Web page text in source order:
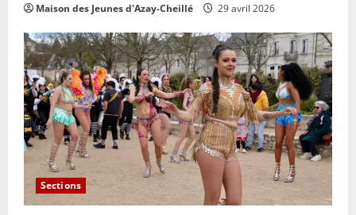
Maison des Jeunes d'Azay-Cheillé 29 avril 2026
Sections